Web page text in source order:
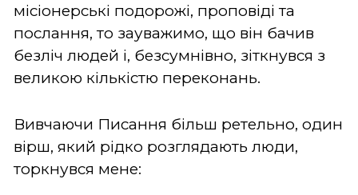
місіонерські подорожі, проповіді та
послання, то зауважимо, що він бачив
безліч людей і, безсумнівно, зіткнувся з
великою кількістю переконань.
Вивчаючи Писання більш ретельно, один
вірш, який рідко розглядають люди,
торкнувся мене: